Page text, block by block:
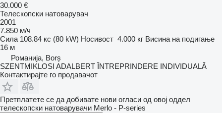
30.000 €
Телескопски натоварувач
2001
7.850 м/ч
Сила 108.84 кс (80 kW) Носивост 4.000 кг Висина на подигање
16 м
Романија, Borș
SZENTMIKLOSI ADALBERT ÎNTREPRINDERE INDIVIDUALĂ
Контактирајте го продавачот
Претплатете се да добивате нови огласи од овој оддел
телескопски натоварувачи Merlo - P-series